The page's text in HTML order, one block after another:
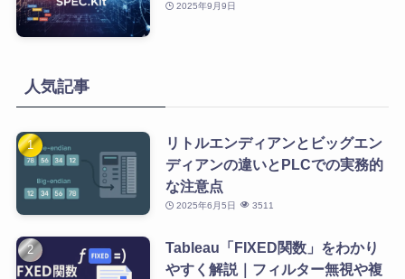
2025年9月9日
人気記事
リトルエンディアンとビッグエン
ディアンの違いとPLCでの実務的
な注意点
2025年6月5日 3511
Tableau「FIXED関数」をわかり
やすく解説｜フィルター無視や複